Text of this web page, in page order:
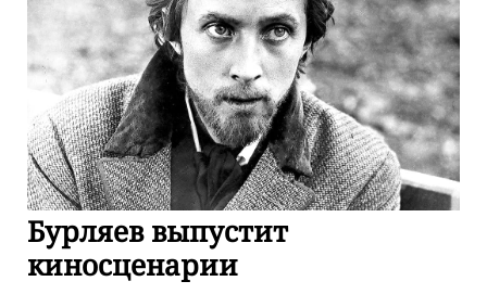
Бурляев выпустит
киносценарии